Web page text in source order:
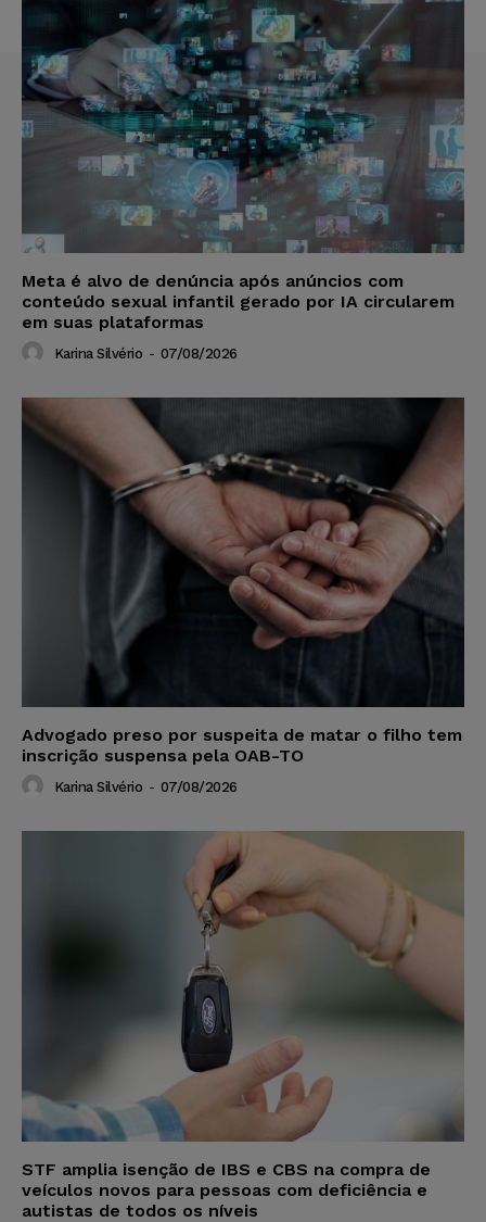
Meta é alvo de denúncia após anúncios com
conteúdo sexual infantil gerado por IA circularem
em suas plataformas
Karina Silvério - 07/08/2026
Advogado preso por suspeita de matar o filho tem
inscrição suspensa pela OAB-TO
Karina Silvério - 07/08/2026
STF amplia isenção de IBS e CBS na compra de
veículos novos para pessoas com deficiência e
autistas de todos os níveis